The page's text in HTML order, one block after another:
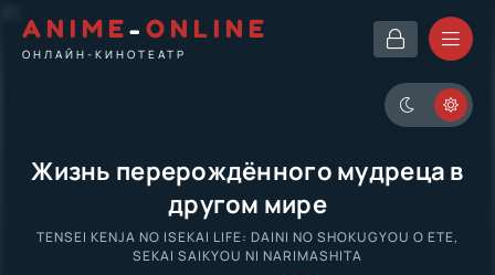
ANIME- ONLINE
ОНЛАЙН-КИНОТЕАТР
Жизнь перерождённого мудреца в
другом мире
TENSEI KENJA NO ISEKAI LIFE: DAINI NO SHOKUGYOU O ETE,
SEKAI SAIKYOU NI NARIMASHITA